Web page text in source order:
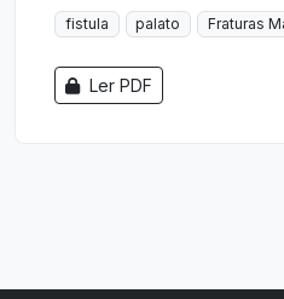
fistula palato Fraturas
Ler PDF